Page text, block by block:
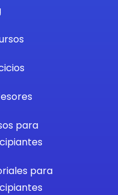
para
para